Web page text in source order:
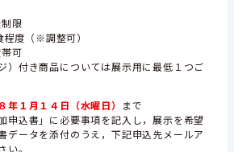
限
度（※調整可）
可
付き商品については展示用に最低１つご
年１月１４日（水曜日）
まで
申込書」に必要事項を記入し，展示を希望
データを添付のうえ，下記申込先メールア
い。